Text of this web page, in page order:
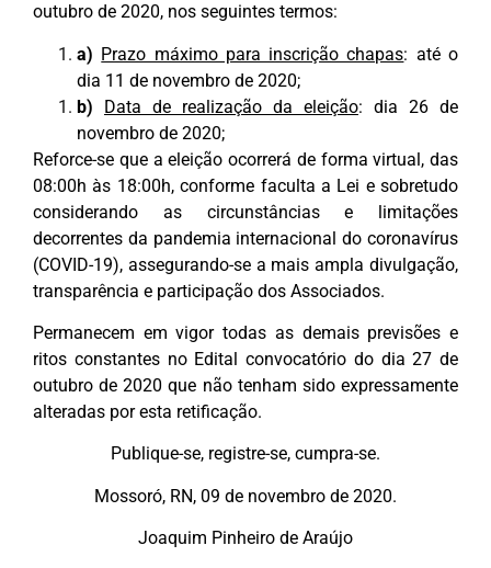
outubro de 2020, nos seguintes termos:
a) Prazo máximo para inscrição chapas: até o
dia 11 de novembro de 2020;
b)
Data de realização da eleição: dia 26 de
novembro de 2020;
Reforce-se que a eleição ocorrerá de forma virtual, das
08:00h às 18:00h, conforme faculta a Lei e sobretudo
considerando as circunstâncias e limitações
decorrentes da pandemia internacional do coronavírus
(COVID-19), assegurando-se a mais ampla divulgação,
transparência e participação dos Associados.
Permanecem em vigor todas as demais previsões e
ritos constantes no Edital convocatório do dia 27 de
outubro de 2020 que não tenham sido expressamente
alteradas por esta retificação.
Publique-se, registre-se, cumpra-se.
Mossoró, RN, 09 de novembro de 2020.
Joaquim Pinheiro de Araújo